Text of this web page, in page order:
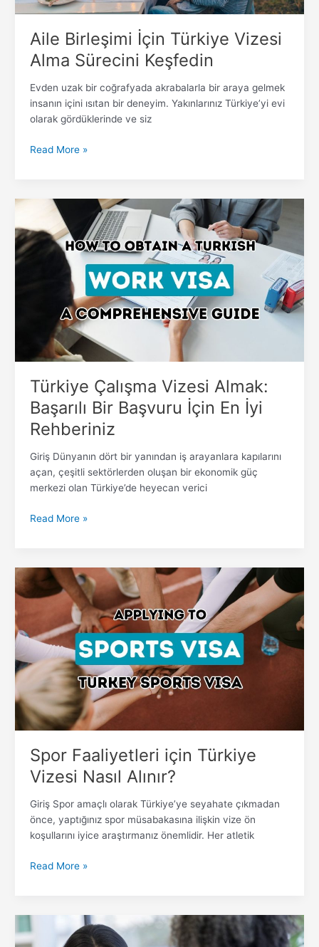
Aile Birleşimi İçin Türkiye Vizesi
Alma Sürecini Keşfedin
Evden uzak bir coğrafyada akrabalarla bir araya gelmek
insanın içini ısıtan bir deneyim. Yakınlarınız Türkiye’yi evi
olarak gördüklerinde ve siz
Read More »
Türkiye Çalışma Vizesi Almak:
Başarılı Bir Başvuru İçin En İyi
Rehberiniz
Giriş Dünyanın dört bir yanından iş arayanlara kapılarını
açan, çeşitli sektörlerden oluşan bir ekonomik güç
merkezi olan Türkiye’de heyecan verici
Türkiye
Çalışma
Vizesi
Almak:
Rehberiniz
Read More »
Spor Faaliyetleri için Türkiye
Vizesi Nasıl Alınır?
Giriş Spor amaçlı olarak Türkiye’ye seyahate çıkmadan
önce, yaptığınız spor müsabakasına ilişkin vize ön
koşullarını iyice araştırmanız önemlidir. Her atletik
Spor
Faaliyetleri
Vizesi
Nasıl
Alınır?
Read More »
Vize